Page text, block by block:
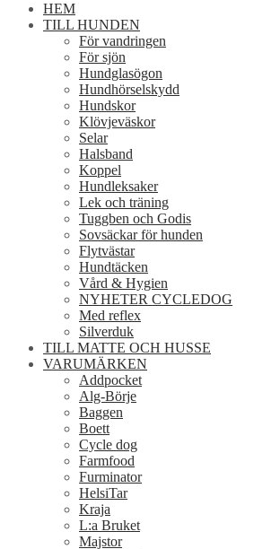
HEM
TILL HUNDEN
För vandringen
För sjön
Hundglasögon
Hundhörselskydd
Hundskor
Klövjeväskor
Selar
Halsband
Koppel
Hundleksaker
Lek och träning
Tuggben och Godis
Sovsäckar för hunden
Flytvästar
Hundtäcken
Vård & Hygien
NYHETER CYCLEDOG
Med reflex
Silverduk
TILL MATTE OCH HUSSE
VARUMÄRKEN
Addpocket
Alg-Börje
Baggen
Boett
Cycle dog
Farmfood
Furminator
HelsiTar
Kraja
L:a Bruket
Majstor